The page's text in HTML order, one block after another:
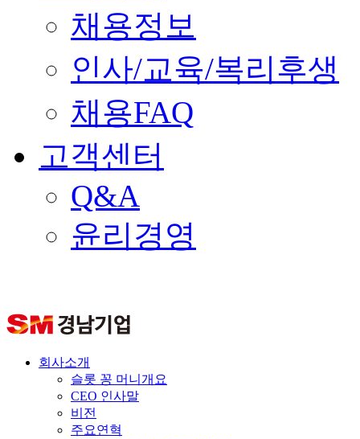
채용정보
인사/교육/복리후생
채용FAQ
고객센터
Q&A
윤리경영
회사소개
슬롯 꽁 머니개요
CEO 인사말
비전
주요연혁